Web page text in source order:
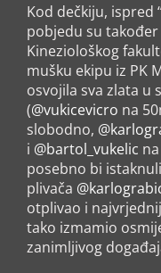
Kod dečkiju, ispred
pobjedu su
Kineziološkog
mušku ekipu iz PK
osvojila sva zlata u
(@vukicevicro na
slobodno,
i @bartol_vukelic
posebno bi
plivača
otplivao i
tako izmamio
zanimljivog